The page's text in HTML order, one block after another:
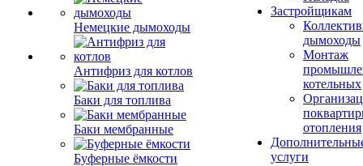
Немецкие дымоходы
Антифриз для котлов
Баки для топлива
Баки мембранные
Буферные ёмкости
Застройщикам
дымоходы
Монтаж
котельных
отопления
услуги